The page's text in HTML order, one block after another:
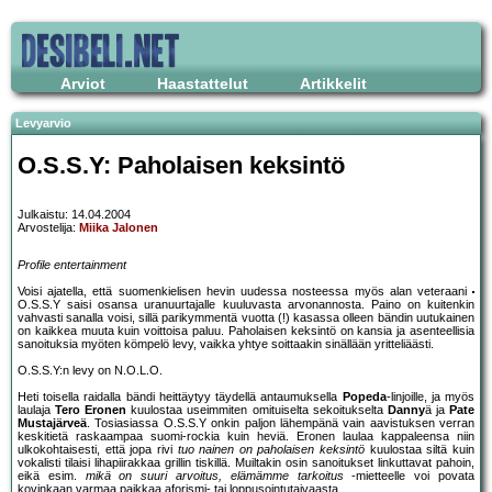
Arviot Haastattelut Artikkelit
Levyarvio
O.S.S.Y: Paholaisen keksintö
Julkaistu: 14.04.2004
Arvostelija: Miika Jalonen
Profile entertainment
Voisi ajatella, että suomenkielisen hevin uudessa nosteessa myös alan veteraani
O.S.S.Y saisi osansa uranuurtajalle kuuluvasta arvonannosta. Paino on kuitenkin
vahvasti sanalla voisi, sillä parikymmentä vuotta (!) kasassa olleen bändin uutukainen
on kaikkea muuta kuin voittoisa paluu. Paholaisen keksintö on kansia ja asenteellisia
sanoituksia myöten kömpelö levy, vaikka yhtye soittaakin sinällään yritteliäästi.
O.S.S.Y:n levy on N.O.L.O.
Heti toisella raidalla bändi heittäytyy täydellä antaumuksella Popeda-linjoille, ja myös
laulajaTero Eronen kuulostaa useimmiten omituiselta sekoitukselta Dannyä ja Pate
Mustajärveä. Tosiasiassa O.S.S.Y onkin paljon lähempänä vain aavistuksen verran
keskitietä raskaampaa suomi-rockia kuin heviä. Eronen laulaa kappaleensa niin
ulkokohtaisesti, että jopa rivi tuo nainen on paholaisen keksintö kuulostaa siltä kuin
vokalisti tilaisi lihapiirakkaa grillin tiskillä. Muiltakin osin sanoitukset linkuttavat pahoin,
eikä esim. mikä on suuri arvoitus, elämämme tarkoitus-mietteelle voi povata
kovinkaan varmaa paikkaa aforismi- tai loppusointutaivaasta.